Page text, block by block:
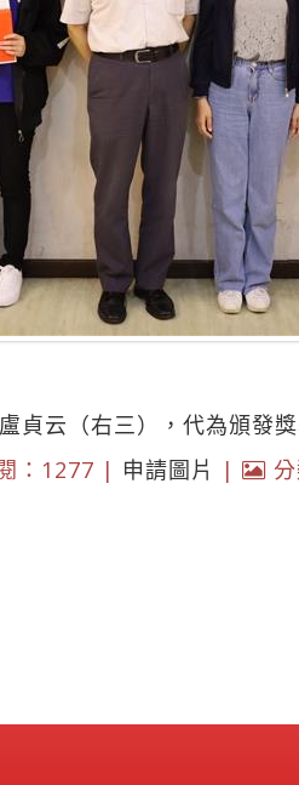
貞云（右三），代為頒發獎
：1277 | 申請圖片 |